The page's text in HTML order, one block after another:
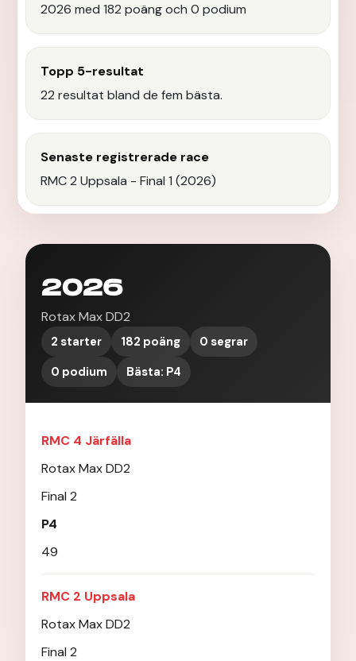
2026 med 182 poäng och 0 podium
Topp 5-resultat
22 resultat bland de fem bästa.
Senaste registrerade race
RMC 2 Uppsala - Final 1 (2026)
2026
Rotax Max DD2
2 starter 182 poäng
0 segrar
0 podium
Bästa: P4
RMC 4 Järfälla
Rotax Max DD2
Final 2
P4
49
RMC 2 Uppsala
Rotax Max DD2
Final 2